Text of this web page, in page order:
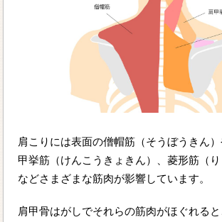
肩こりには表面の僧帽筋（そうぼうきん
甲挙筋（けんこうきょきん）、菱形筋（り
などさまざまな筋肉が影響しています。
肩甲骨はがしでそれらの筋肉がほぐれる